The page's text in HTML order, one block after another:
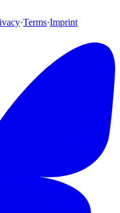
·Terms·Imprint